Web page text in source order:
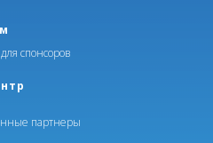
спонсоров
партнеры